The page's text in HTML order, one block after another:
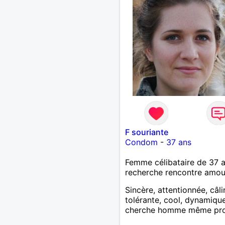
F souriante
Condom - 37 ans
Femme célibataire de 37
recherche rencontre
Sincère, attentionnée,
tolérante, cool,
cherche homme même